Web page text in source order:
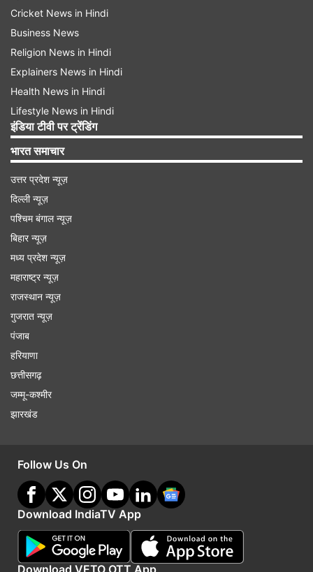
Cricket News in Hindi
Business News
Religion News in Hindi
Explainers News in Hindi
Health News in Hindi
Lifestyle News in Hindi
इंडिया टीवी पर ट्रेंडिंग
भारत समाचार
उत्तर प्रदेश न्यूज़
दिल्ली न्यूज़
पश्चिम बंगाल न्यूज़
बिहार न्यूज़
मध्य प्रदेश न्यूज़
महाराष्ट्र न्यूज़
राजस्थान न्यूज़
गुजरात न्यूज़
पंजाब
हरियाणा
छत्तीसगढ़
जम्मू-कश्मीर
झारखंड
Follow Us On
Download IndiaTV App
Download VETO OTT App